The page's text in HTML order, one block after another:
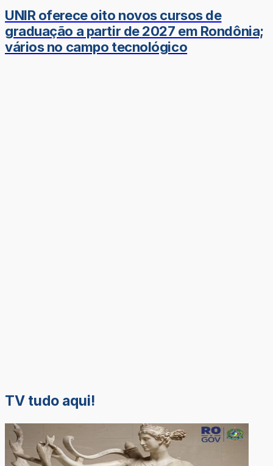
UNIR oferece oito novos cursos de
graduação a partir de 2027 em Rondônia;
vários no campo tecnológico
TV tudo aqui!